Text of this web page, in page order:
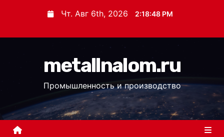
с
Чт. Авг 6th, 2026 2:18:49 PM
metallnalom.ru
Промышленность и производство